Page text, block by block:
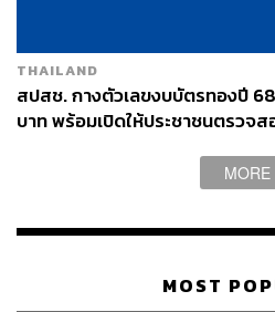
ประชาสัมพันธ์ข้อห้ามหรือก
เพื่อให้ประชาชนเข้าใจแล
THAILAND
สปสช. กางตัวเลขงบบัตรทองปี
บาท พร้อมเปิดให้ประชาชนตรวจส
MORE
MOST